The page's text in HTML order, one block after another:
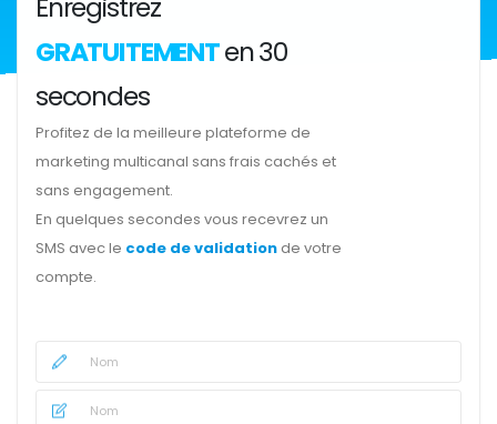
GRATUITEMENTen 30
secondes
Profitez de la meilleure plateforme de
marketing multicanal sans frais cachés et
sans engagement.
En quelques secondes vous recevrez un
SMS avec le code de validation de votre
compte.